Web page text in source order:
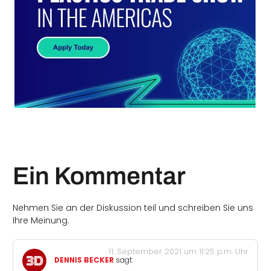
Ein Kommentar
Nehmen Sie an der Diskussion teil und schreiben Sie uns
Ihre Meinung.
DENNIS BECKER sagt:
11. September 2021 um 11:25 p.m. Uhr